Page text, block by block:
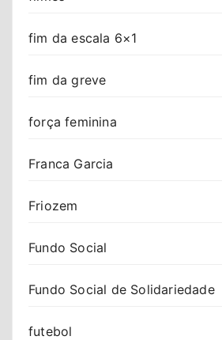
fim da escala 6×1
fim da greve
força feminina
Franca Garcia
Friozem
Fundo Social
Fundo Social de Solidariedade
futebol